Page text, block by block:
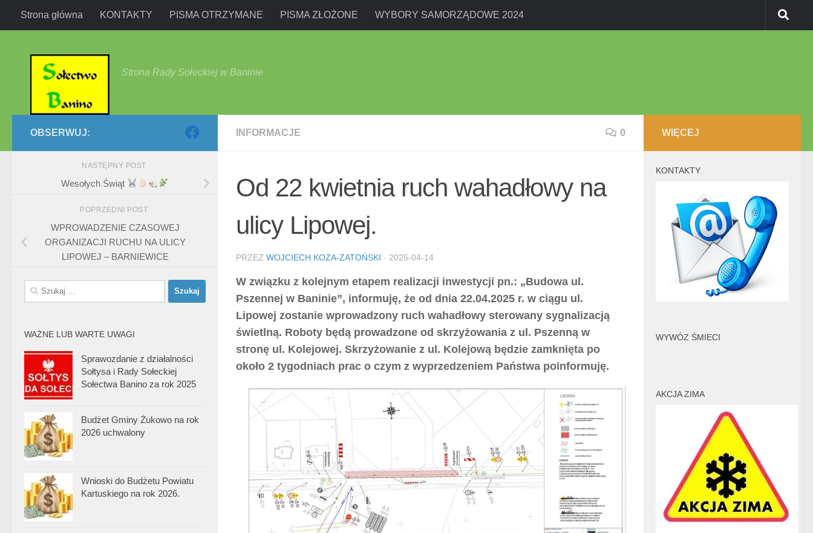
Przejdź do treści
Strona główna KONTAKTY PISMA OTRZYMANE PISMA ZŁOŻONE WYBORY SAMORZĄDOWE 2024
Strona Rady Sołeckiej w Baninie
INFORMACJE 0
Od 22 kwietnia ruch wahadłowy na
ulicy Lipowej.
PRZEZ WOJCIECH KOZA-ZATOŃSKI · 2025-04-14
W związku z kolejnym etapem realizacji inwestycji pn.: „Budowa ul.
Pszennej w Baninie”, informuję, że od dnia 22.04.2025 r. w ciągu ul.
Lipowej zostanie wprowadzony ruch wahadłowy sterowany sygnalizacją
świetlną. Roboty będą prowadzone od skrzyżowania z ul. Pszenną w
stronę ul. Kolejowej. Skrzyżowanie z ul. Kolejową będzie zamknięta po
około 2 tygodniach prac o czym z wyprzedzeniem Państwa poinformuję.
OBSERWUJ:
NASTĘPNY POST
Wesołych Świąt
POPRZEDNI POST
WPROWADZENIE CZASOWEJ
ORGANIZACJI RUCHU NA ULICY
LIPOWEJ – BARNIEWICE
Szukaj:
WAŻNE LUB WARTE UWAGI
Sprawozdanie z działalności
Sołtysa i Rady Sołeckiej
Sołectwa Banino za rok 2025
Budżet Gminy Żukowo na rok
2026 uchwalony
Wnioski do Budżetu Powiatu
Kartuskiego na rok 2026.
WIĘCEJ
KONTAKTY
WYWÓZ ŚMIECI
AKCJA ZIMA